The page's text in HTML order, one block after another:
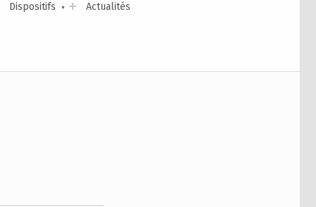
Dispositifs Actualités